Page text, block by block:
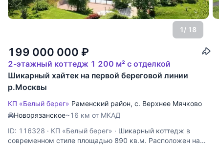
1/ 18
199 000 000 ₽
2-этажный коттедж 1 200 м² с отделкой
Шикарный хайтек на первой береговой линии
р.Москвы
КП «Белый берег» Раменский район, с. Верхнее Мячково
Новорязанское~16 км от МКАД
ID: 116328 · КП «Белый берег» · Шикарный коттедж в
современном стиле площадью 890 кв.м. Расположен на